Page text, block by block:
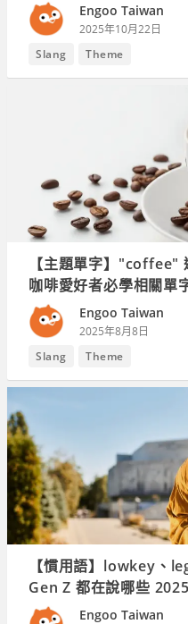
Engoo Taiwan
2025年10月22日
Slang
Theme
【主題單字】"coffee"
咖啡愛好者必學相關單
Engoo Taiwan
2025年8月8日
Slang
Theme
【慣用語】lowkey、
Gen Z 都在說哪些
Engoo Taiwan